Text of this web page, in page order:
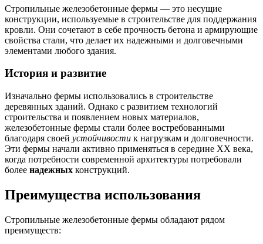
Стропильные железобетонные фермы — это несущие
конструкции, используемые в строительстве для поддержания
кровли. Они сочетают в себе прочность бетона и армирующие
свойства стали, что делает их надежными и долговечными
элементами любого здания.
История и развитие
Изначально фермы использовались в строительстве
деревянных зданий. Однако с развитием технологий
строительства и появлением новых материалов,
железобетонные фермы стали более востребованными
благодаря своей устойчивости к нагрузкам и долговечности.
Эти фермы начали активно применяться в середине XX века,
когда потребности современной архитектуры потребовали
более надежных конструкций.
Преимущества использования
Стропильные железобетонные фермы обладают рядом
преимуществ: